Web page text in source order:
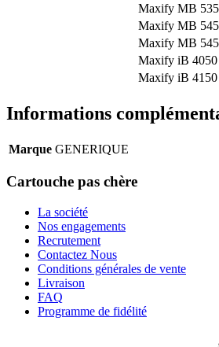
Maxify MB
Maxify MB
Maxify MB
Maxify iB 4050
Maxify iB 4150
Informations
Marque GENERIQUE
Cartouche pas chère
La société
Nos engagements
Recrutement
Contactez Nous
Conditions générales de vente
Livraison
FAQ
Programme de fidélité